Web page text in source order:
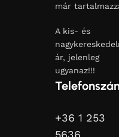
már
A kis- és
ár, jelenleg
ugyanaz!!!
+36 1 253
5636